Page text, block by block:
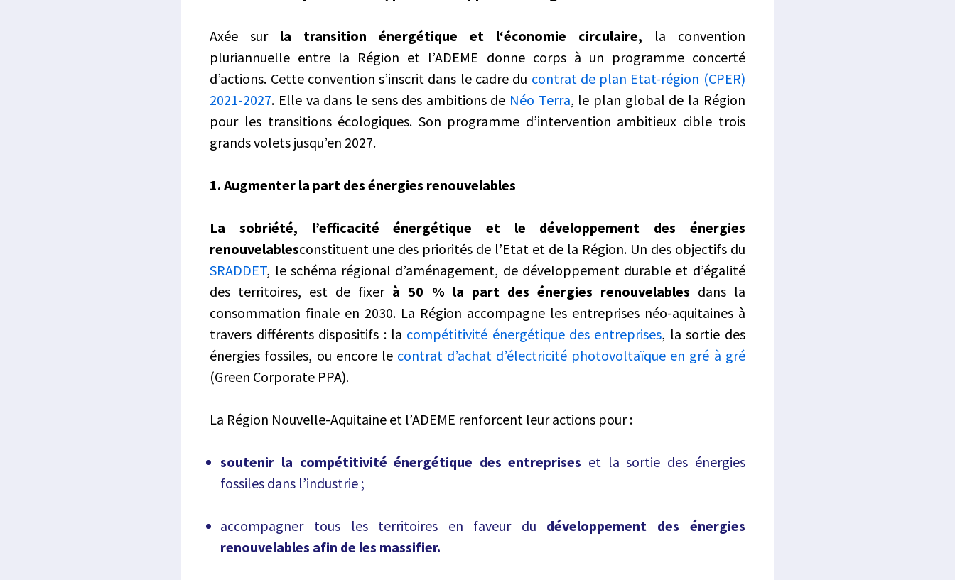
Axée sur la transition énergétique et l‘économie circulaire, la convention
pluriannuelle entre la Région et l’ADEME donne corps à un programme concerté
d’actions. Cette convention s’inscrit dans le cadre du contrat de plan Etat-région (CPER)
2021-2027. Elle va dans le sens des ambitions de Néo Terra, le plan global de la Région
pour les transitions écologiques. Son programme d’intervention ambitieux cible trois
grands volets jusqu’en 2027.
1. Augmenter la part des énergies renouvelables
La sobriété, l’efficacité énergétique et le développement des énergies
renouvelablesconstituent une des priorités de l’Etat et de la Région. Un des objectifs du
SRADDET, le schéma régional d’aménagement, de développement durable et d’égalité
des territoires, est de fixer à 50 % la part des énergies renouvelables dans la
consommation finale en 2030. La Région accompagne les entreprises néo-aquitaines à
travers différents dispositifs : la compétitivité énergétique des entreprises, la sortie des
énergies fossiles, ou encore le contrat d’achat d’électricité photovoltaïque en gré à gré
(Green Corporate PPA).
La Région Nouvelle-Aquitaine et l’ADEME renforcent leur actions pour :
soutenir la compétitivité énergétique des entreprises et la sortie des énergies
fossiles dans l’industrie ;
accompagner tous les territoires en faveur du développement des énergies
renouvelables afin de les massifier.